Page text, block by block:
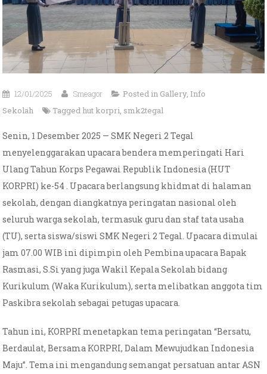
12/01/2025 Smeagor Posted in Gallery, Info
Sekolah
Tagged hut korpri, smk2tegal
Senin, 1 Desember 2025 — SMK Negeri 2 Tegal
menyelenggarakan upacara bendera memperingati Hari
Ulang Tahun Korps Pegawai Republik Indonesia (HUT
KORPRI) ke-54 . Upacara berlangsung khidmat di halaman
sekolah, dengan diangkatnya peringatan nasional oleh
seluruh warga sekolah, termasuk guru dan staf tata usaha
(TU), serta siswa/siswi SMK Negeri 2 Tegal. Upacara dimulai
jam 07.00 WIB ini dipimpin oleh Pembina upacara Bapak
Rasmasi, S.Si yang juga Wakil Kepala Sekolah bidang
Kurikulum (Waka Kurikulum), serta melibatkan anggota tim
Paskibra sekolah sebagai petugas upacara.
Tahun ini, KORPRI menetapkan tema peringatan “Bersatu,
Berdaulat, Bersama KORPRI, Dalam Mewujudkan Indonesia
Maju”. Tema ini mengandung semangat persatuan antar ASN